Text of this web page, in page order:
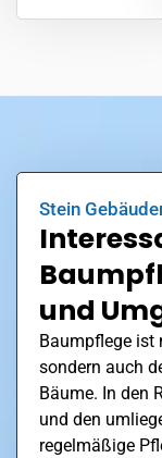
Stein
und
Baumpflege ist
sondern auch
Bäume. In den
und den
regelmäßige